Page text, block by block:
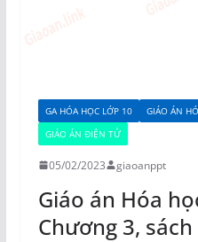
GA HÓA HỌC LỚP 10 GIÁO ÁN
GIÁO ÁN ĐIỆN TỬ
05/02/2023 giaoanppt
Giáo án Hóa
Chương 3, sách